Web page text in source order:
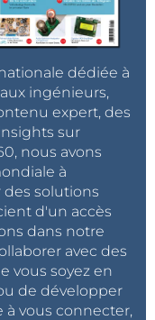
dédiée à
ingénieurs,
expert, des
sur
nous avons
à
solutions
d'un accès
dans notre
avec des
vous soyez en
de développer
à vous connecter,